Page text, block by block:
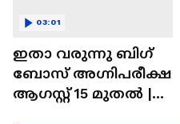
ഇതാ വരുന്നു ബിഗ്
ബോസ് അഗ്നിപരീക്ഷ
ആഗസ്റ്റ് 15 മുതൽ |
03:01